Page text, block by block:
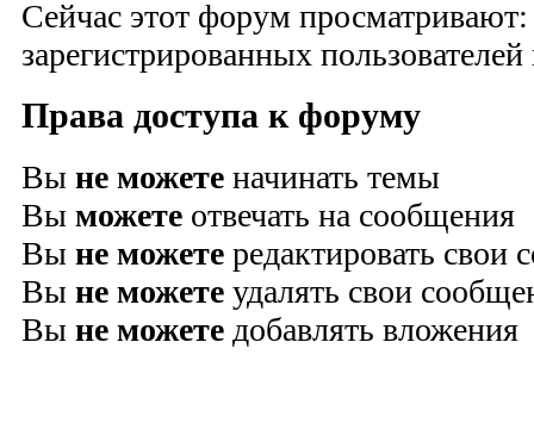
Сейчас этот форум просматривают:
зарегистрированных
Права доступа к форуму
Вы не можете начинать темы
Вы можете отвечать на сообщения
Вы не можете редактировать свои
Вы не можете удалять свои
Вы не можете добавлять вложения